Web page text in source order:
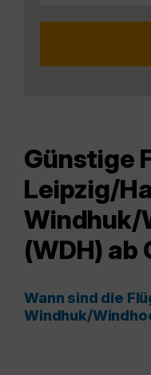
Günstige
Leipzig/
Windhuk/
(WDH) ab
Wann sind die
Windhuk/